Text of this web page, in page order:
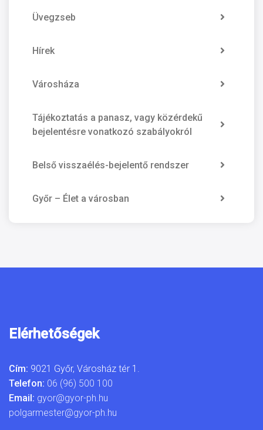
Üvegzseb
Hírek
Városháza
Tájékoztatás a panasz, vagy közérdekű
bejelentésre vonatkozó szabályokról
Belső visszaélés-bejelentő rendszer
Győr – Élet a városban
Elérhetőségek
Cím: 9021 Győr, Városház tér 1.
Telefon: 06 (96) 500 100
Email: gyor@gyor-ph.hu
polgarmester@gyor-ph.hu